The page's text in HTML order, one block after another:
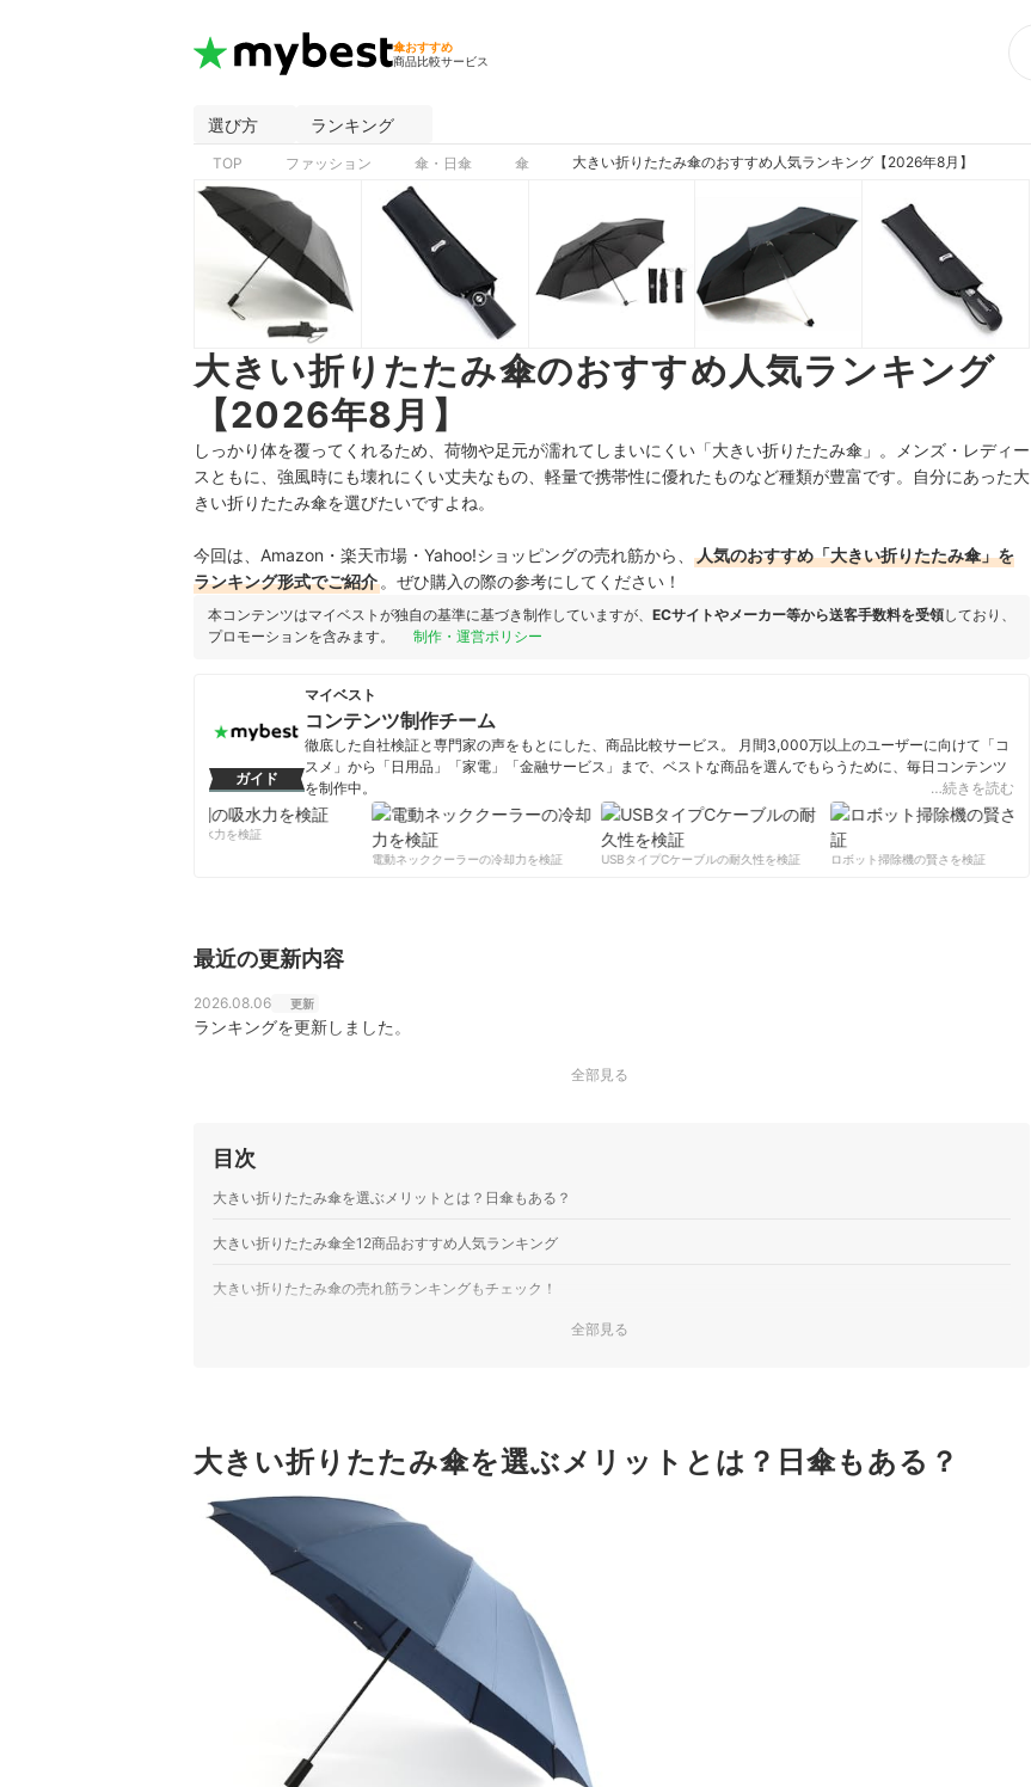
傘おすすめ
商品比較サービス
選び方 ランキング
TOP ファッション 傘・日傘 傘 大きい折りたたみ傘のおすすめ人気ランキング【2026年8月】
大きい折りたたみ傘のおすすめ人気ランキング
【2026年8月】
しっかり体を覆ってくれるため、荷物や足元が濡れてしまいにくい「大きい折りたたみ傘」。メンズ・レディー
スともに、強風時にも壊れにくい丈夫なもの、軽量で携帯性に優れたものなど種類が豊富です。自分にあった大
きい折りたたみ傘を選びたいですよね。
今回は、Amazon・楽天市場・Yahoo!ショッピングの売れ筋から、
人気のおすすめ「大きい折りたたみ傘」を
ランキング形式でご紹介 。ぜひ購入の際の参考にしてください！
本コンテンツはマイベストが独自の基準に基づき制作していますが、 ECサイトやメーカー等から送客手数料を受領しており、
プロモーションを含みます。
制作・運営ポリシー
ガイド
マイベスト
コンテンツ制作チーム
徹底した自社検証と専門家の声をもとにした、商品比較サービス。 月間3,000万以上のユーザーに向けて「コ
スメ」から「日用品」「家電」「金融サービス」まで、ベストな商品を選んでもらうために、毎日コンテンツ
を制作中。
コンテンツ制作チームのプロフィール
…続きを読む
柔軟剤の吸水力を検証
電動ネッククーラーの冷却力を検証
USBタイプCケーブルの耐久性を検証 ロボット掃除機の賢さを検証
最近の更新内容
2026.08.06 更新
ランキングを更新しました。
全部見る
目次
大きい折りたたみ傘を選ぶメリットとは？日傘もある？
大きい折りたたみ傘全12商品おすすめ人気ランキング
大きい折りたたみ傘の売れ筋ランキングもチェック！
全部見る
大きい折りたたみ傘を選ぶメリットとは？日傘もある？